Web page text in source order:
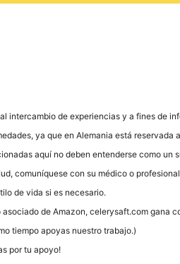
inter­cam­bio de expe­ri­en­ci­as y a fines de
ya que en Ale­ma­nia está
aquí no deben enten­der­se como un
comuní­que­se con su méd­ico o
de vida si es necesario.
de Ama­zon, cele​ry​saft​.com gana
tiem­po apoyas nues­tro trabajo.)
por tu apoyo!